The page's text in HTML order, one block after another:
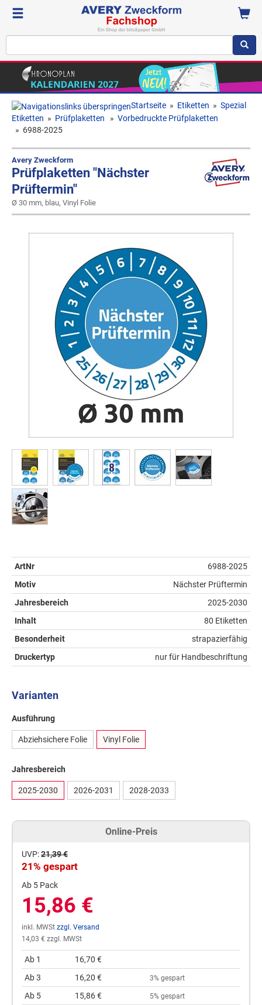
Startseite » Etiketten » Spezial
Etiketten » Prüfplaketten » Vorbedruckte Prüfplaketten
» 6988-2025
Avery Zweckform
Prüfplaketten "Nächster
Prüftermin"
Ø 30 mm, blau, Vinyl Folie
ArtNr
6988-2025
Motiv
Nächster Prüftermin
Jahresbereich
2025-2030
Inhalt
80 Etiketten
Besonderheit
strapazierfähig
Druckertyp
nur für Handbeschriftung
Varianten
Ausführung
Abziehsichere Folie Vinyl Folie
Jahresbereich
2025-2030 2026-2031 2028-2033
Online-Preis
UVP:21,39 €
21% gespart
Ab 5 Pack
15,86 €
inkl. MWSt zzgl. Versand
14,03 € zzgl. MWSt
Ab 1
16,70 €
Ab 3
16,20 € 3% gespart
Ab 5 15,86 € 5% gespart